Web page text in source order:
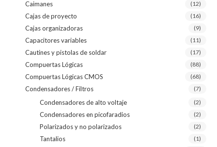
Caimanes (12)
Cajas de proyecto (16)
Cajas organizadoras (9)
Capacitores variables (11)
Cautines y pistolas de soldar (17)
Compuertas Lógicas (88)
Compuertas Lógicas CMOS (68)
Condensadores / Filtros (7)
Condensadores de alto voltaje (2)
Condensadores en picofaradios (2)
Polarizados y no polarizados (2)
Tantalios (1)